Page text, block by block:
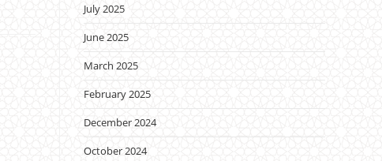
July 2025
June 2025
March 2025
February 2025
December 2024
October 2024